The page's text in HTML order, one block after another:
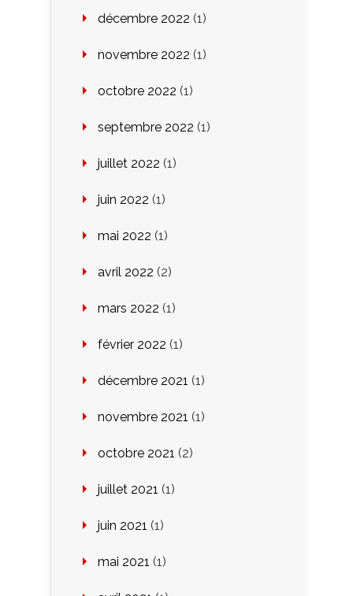
décembre 2022 (1)
novembre 2022 (1)
octobre 2022 (1)
septembre 2022 (1)
juillet 2022 (1)
juin 2022 (1)
mai 2022 (1)
avril 2022 (2)
mars 2022 (1)
février 2022 (1)
décembre 2021 (1)
novembre 2021 (1)
octobre 2021 (2)
juillet 2021 (1)
juin 2021 (1)
mai 2021 (1)